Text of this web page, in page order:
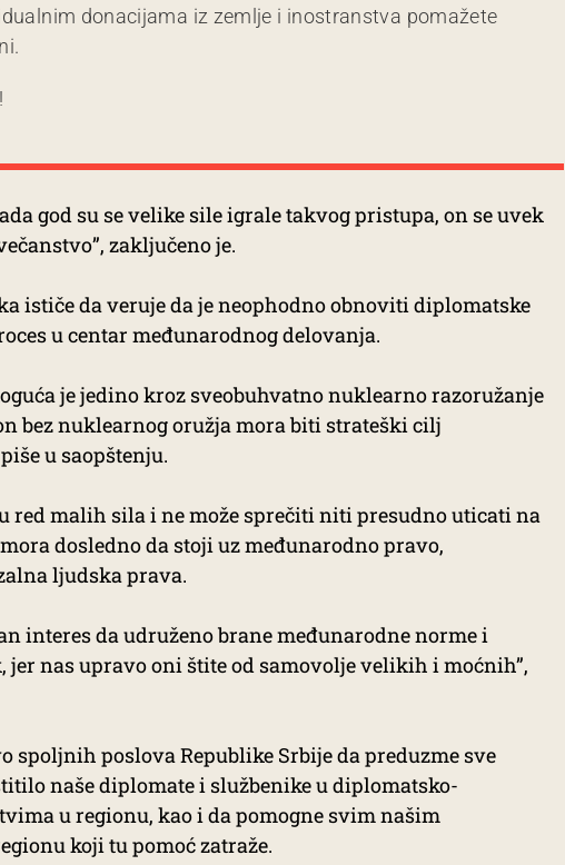
donacijama iz zemlje i inostranstva pomažete
god su se velike sile igrale takvog pristupa, on se uvek
zaključeno je.
ističe da veruje da je neophodno obnoviti diplomatske
u centar međunarodnog delovanja.
je jedino kroz sveobuhvatno nuklearno razoružanje
bez nuklearnog oružja mora biti strateški cilj
u saopštenju.
red malih sila i ne može sprečiti niti presudno uticati na
dosledno da stoji uz međunarodno pravo,
ljudska prava.
interes da udruženo brane međunarodne norme i
nas upravo oni štite od samovolje velikih i moćnih”,
spoljnih poslova Republike Srbije da preduzme sve
naše diplomate i službenike u diplomatsko-
u regionu, kao i da pomogne svim našim
koji tu pomoć zatraže.